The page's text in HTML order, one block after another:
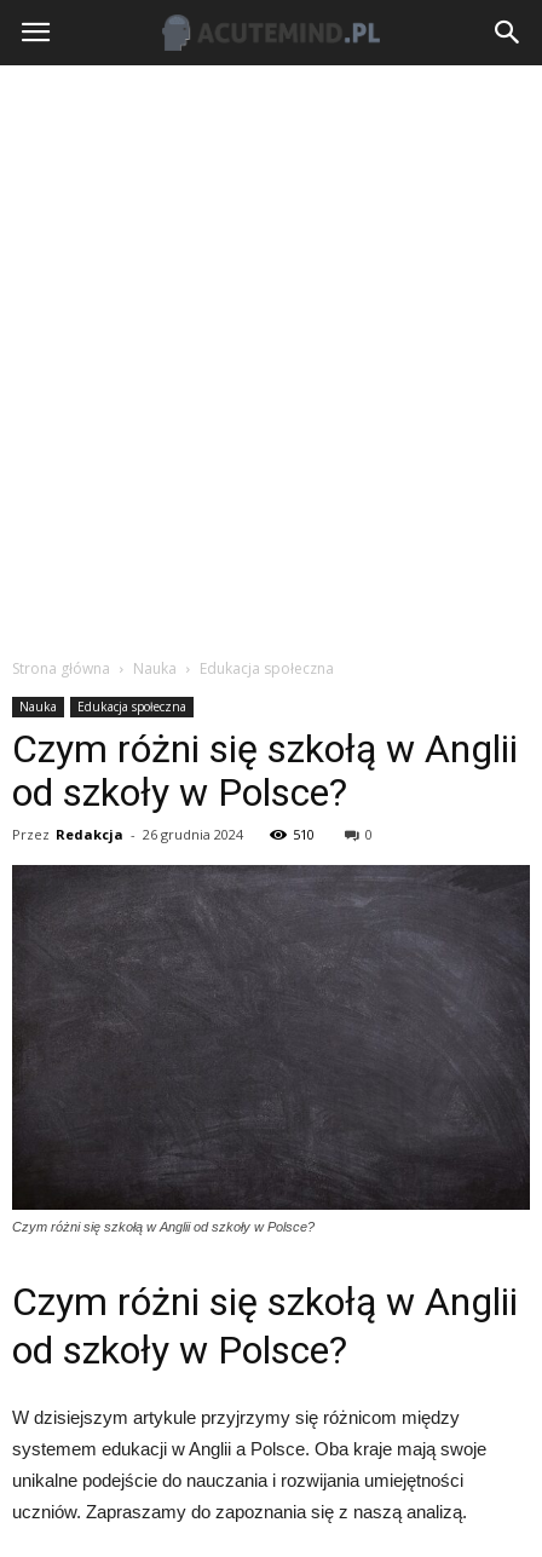
Strona główna Nauka Edukacja społeczna
Nauka Edukacja społeczna
Czym różni się szkołą w Anglii
od szkoły w Polsce?
Przez Redakcja - 26 grudnia 2024 510 0
Czym różni się szkołą w Anglii od szkoły w Polsce?
Czym różni się szkołą w Anglii
od szkoły w Polsce?
W dzisiejszym artykule przyjrzymy się różnicom między
systemem edukacji w Anglii a Polsce. Oba kraje mają swoje
unikalne podejście do nauczania i rozwijania umiejętności
uczniów. Zapraszamy do zapoznania się z naszą analizą.